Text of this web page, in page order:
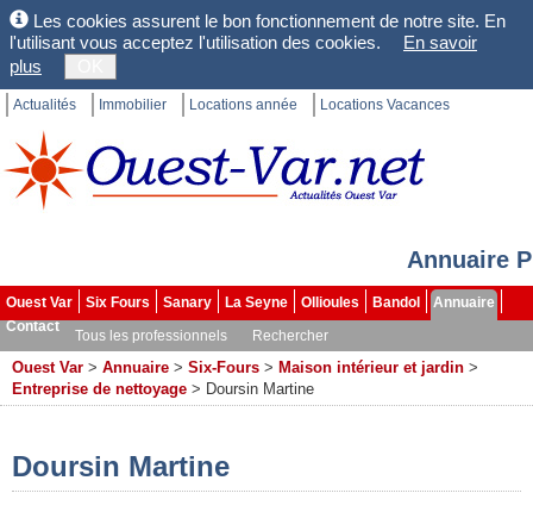
Les cookies assurent le bon fonctionnement de notre site. En
l'utilisant vous acceptez l'utilisation des cookies.
En savoir
plus
Actualités Immobilier Locations année Locations Vacances
Annuaire
Ouest Var Six Fours Sanary La Seyne Ollioules Bandol
Annuaire
Contact
Tous les professionnels Rechercher
Ouest Var > Annuaire > Six-Fours > Maison intérieur et jardin >
Entreprise de nettoyage > Doursin Martine
Doursin Martine